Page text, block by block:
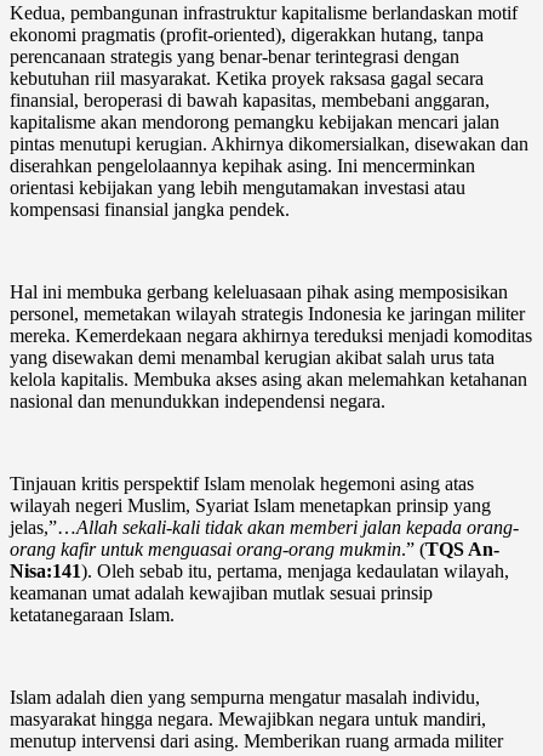
Kedua, pembangunan infrastruktur kapitalisme berlandaskan motif
ekonomi pragmatis (profit-oriented), digerakkan hutang, tanpa
perencanaan strategis yang benar-benar terintegrasi dengan
kebutuhan riil masyarakat. Ketika proyek raksasa gagal secara
finansial, beroperasi di bawah kapasitas, membebani anggaran,
kapitalisme akan mendorong pemangku kebijakan mencari jalan
pintas menutupi kerugian. Akhirnya dikomersialkan, disewakan dan
diserahkan pengelolaannya kepihak asing. Ini mencerminkan
orientasi kebijakan yang lebih mengutamakan investasi atau
kompensasi finansial jangka pendek.
Hal ini membuka gerbang keleluasaan pihak asing memposisikan
personel, memetakan wilayah strategis Indonesia ke jaringan militer
mereka. Kemerdekaan negara akhirnya tereduksi menjadi komoditas
yang disewakan demi menambal kerugian akibat salah urus tata
kelola kapitalis. Membuka akses asing akan melemahkan ketahanan
nasional dan menundukkan independensi negara.
Tinjauan kritis perspektif Islam menolak hegemoni asing atas
wilayah negeri Muslim, Syariat Islam menetapkan prinsip yang
jelas,”…Allah sekali-kali tidak akan memberi jalan kepada orang-
orang kafir untuk menguasai orang-orang mukmin.” (TQS An-
Nisa:141). Oleh sebab itu, pertama, menjaga kedaulatan wilayah,
keamanan umat adalah kewajiban mutlak sesuai prinsip
ketatanegaraan Islam.
Islam adalah dien yang sempurna mengatur masalah individu,
masyarakat hingga negara. Mewajibkan negara untuk mandiri,
menutup intervensi dari asing. Memberikan ruang armada militer